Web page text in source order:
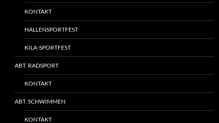
KONTAKT
HALLENSPORTFEST
KILA-SPORTFEST
ABT. RADSPORT
KONTAKT
ABT. SCHWIMMEN
KONTAKT